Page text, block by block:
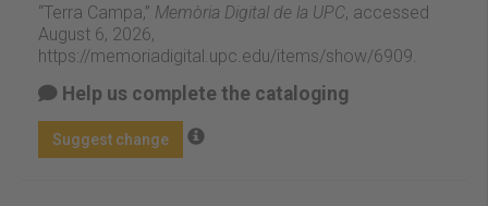
“Terra Campa,” Memòria Digital de la UPC, accessed
August 6, 2026,
https://memoriadigital.upc.edu/items/show/6909
Help us complete the cataloging
Suggest change